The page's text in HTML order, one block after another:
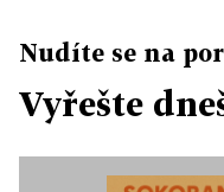
Nudíte se na
Vyřešte